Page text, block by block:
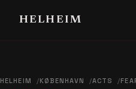
HELHEIM
HELHEIM KØBENHAVN ACTS